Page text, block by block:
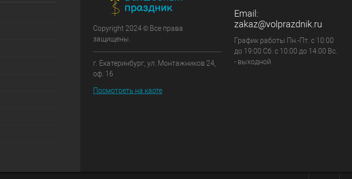
Copyright 2024 © Все права
защищены.
г. Екатеринбург, ул. Монтажников 24,
оф. 16
Посмотреть на карте
Email:
zakaz@volprazdnik.ru
График работы Пн.-Пт. с 10:00
до 19:00 Сб. с 10:00 до 14:00 Вс.
- выходной